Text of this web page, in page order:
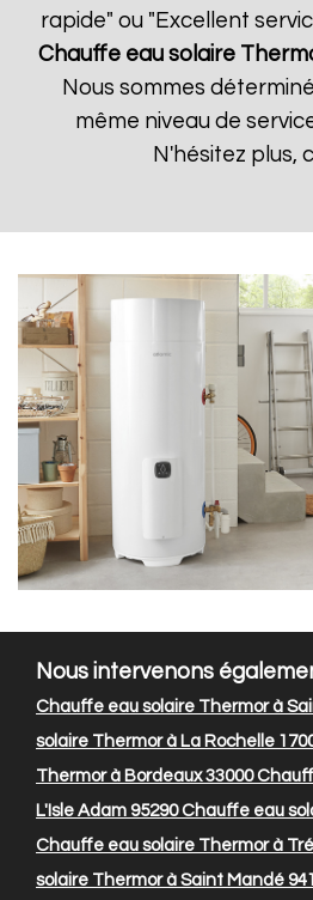
rapide" ou "Excellent
Chauffe eau solaire
Nous sommes
même niveau de
N'hésitez plus,
Nous intervenons
Chauffe eau solaire Thermor à
solaire Thermor à La Rochelle
Thermor à Bordeaux 33000
L'Isle Adam 95290Chauffe eau
Chauffe eau solaire Thermor à
solaire Thermor à Saint Mandé